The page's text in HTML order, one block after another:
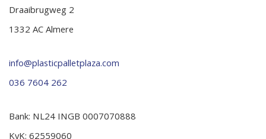
Draaibrugweg 2
1332 AC Almere
info@plasticpalletplaza.com
036 7604 262
Bank: NL24 INGB 0007070888